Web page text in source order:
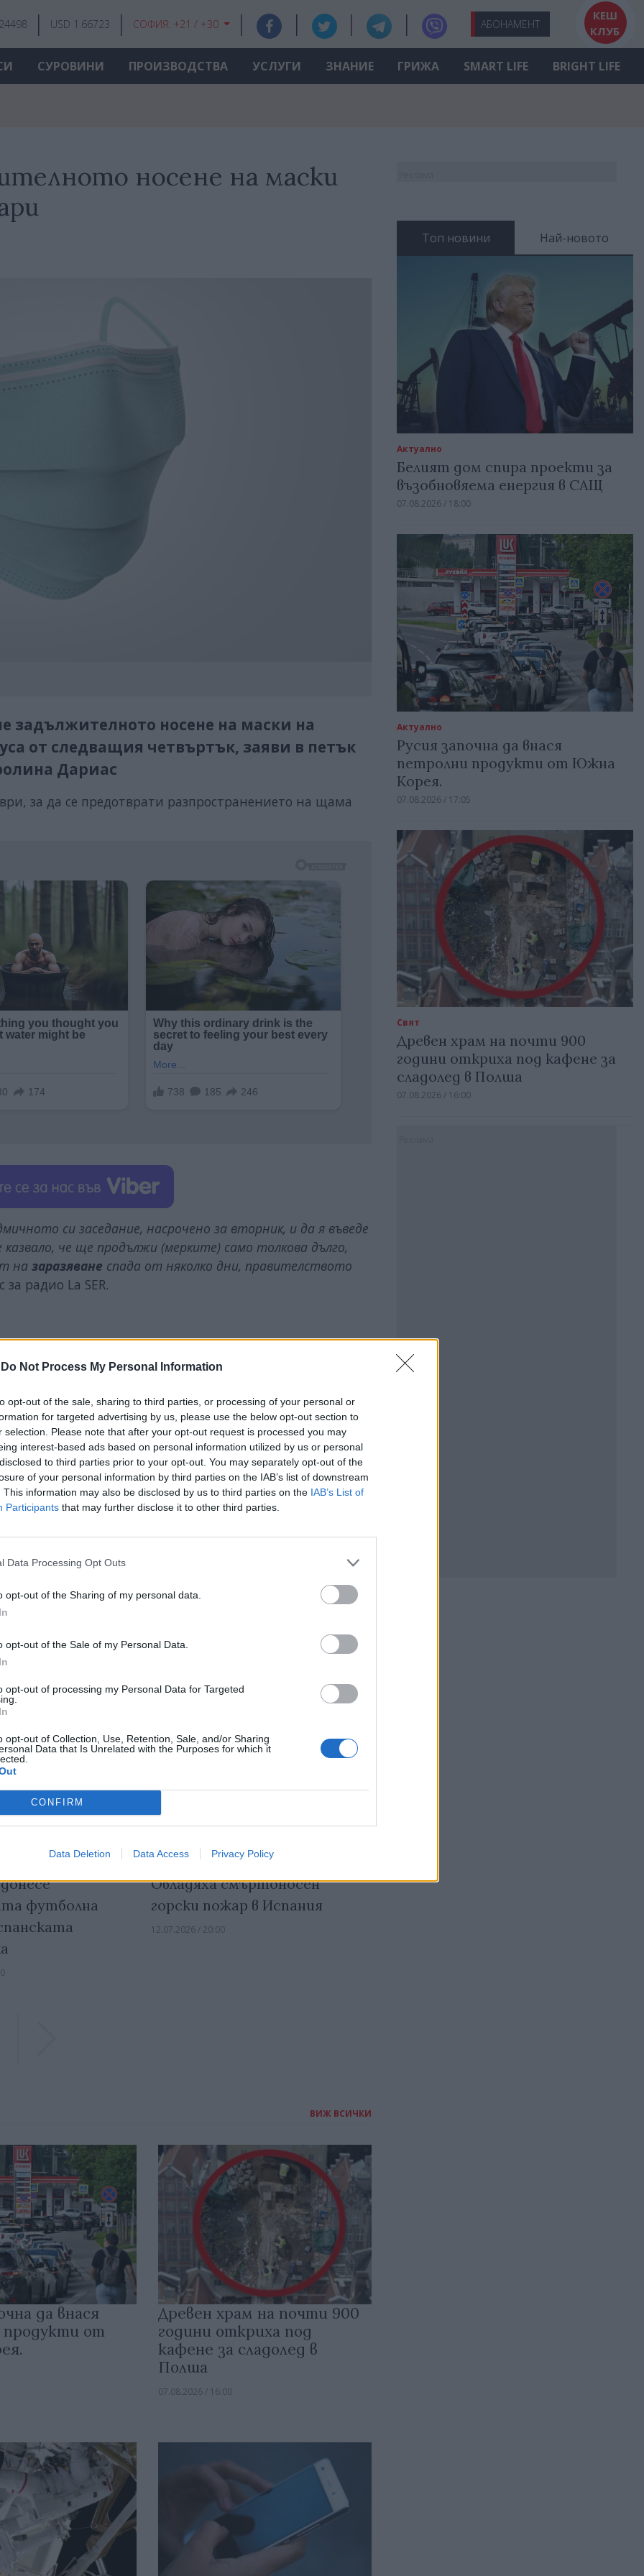
Do Not Process My Personal Information
opt-out of the sale, sharing to third parties, or processing of your personal or
for targeted advertising by us, please use the below opt-out section to
selection. Please note that after your opt-out request is processed you may
interest-based ads based on personal information utilized by us or personal
to third parties prior to your opt-out. You may separately opt-out of the
of your personal information by third parties on the IAB’s list of downstream
This information may also be disclosed by us to third parties on the IAB’s List of
Participants that may further disclose it to other third parties.
Data Processing Opt Outs
opt-out of the Sharing of my personal data.
opt-out of the Sale of my Personal Data.
opt-out of processing my Personal Data for Targeted
opt-out of Collection, Use, Retention, Sale, and/or Sharing
Data that Is Unrelated with the Purposes for which it
CONFIRM
Data Deletion Data Access Privacy Policy
USD 1.66723 СОФИЯ: +21 / +30 АБОНАМЕНТ
КЕШ
КЛУБ
СУРОВИНИ ПРОИЗВОДСТВА УСЛУГИ ЗНАНИЕ ГРИЖА SMART LIFE BRIGHT LIFE
носене на маски
задължителното носене на маски на
от следващия четвъртък, заяви в петък
Дариас
за да се предотврати разпространението на щама
си заседание, насрочено за вторник, и да я въведе
че ще продължи (мерките) само толкова дълго,
на заразяване спада от няколко дни, правителството
за радио La SER.
НОВИНИ »
Последвайте ни във ВАЙБЪР
facebook
в:
футболна
Овладяха смъртоносен
горски пожар в Испания
12.07.2026 / 20:00
Кой е най-големият
ВИЖ ВСИЧКИ
да внася
от
Древен храм на почти 900
години откриха под
кафене за сладолед в
Полша
07.08.2026 / 16:00
Топ новини Най-новото
Актуално
Белият дом спира проекти за
възобновяема енергия в САЩ
07.08.2026 / 18:00
Актуално
Русия започна да внася
петролни продукти от Южна
Корея.
07.08.2026 / 17:05
Свят
Древен храм на почти 900
години откриха под кафене за
сладолед в Полша
07.08.2026 / 16:00